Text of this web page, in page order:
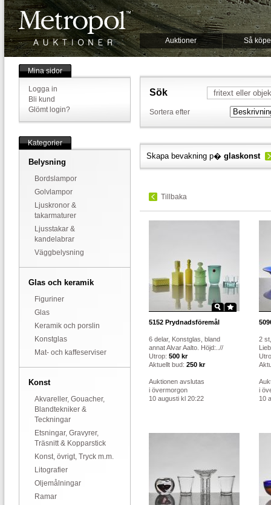
Auktioner Så
Mina sidor
Logga in
Bli kund
Glömt login?
Kategorier
Belysning
Bordslampor
Golvlampor
Ljuskronor &
takarmaturer
Ljusstakar &
kandelabrar
Väggbelysning
Glas och keramik
Figuriner
Glas
Keramik och porslin
Konstglas
Mat- och kaffeserviser
Konst
Akvareller, Gouacher,
Blandtekniker &
Teckningar
Etsningar, Gravyrer,
Träsnitt & Kopparstick
Konst, övrigt, Tryck m.m.
Litografier
Oljemålningar
Ramar
Sök
Sortera efter
Skapa bevakning p� glaskonst
Tillbaka
5152 Prydnadsföremål
6 delar, Konstglas, bland
annat Alvar Aalto. Höjd:..//
Utrop: 500 kr
Aktuellt bud: 250 kr
Auktionen avslutas
i övermorgon
10 augusti kl 20:22
2
i
10